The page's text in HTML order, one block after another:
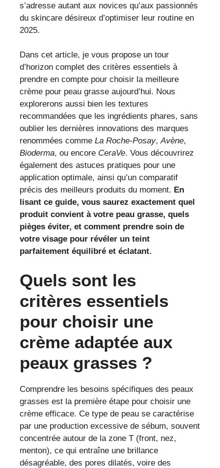
s’adresse autant aux novices qu’aux passionnés
du skincare désireux d’optimiser leur routine en
2025.
Dans cet article, je vous propose un tour
d’horizon complet des critères essentiels à
prendre en compte pour choisir la meilleure
crème pour peau grasse aujourd’hui. Nous
explorerons aussi bien les textures
recommandées que les ingrédients phares, sans
oublier les dernières innovations des marques
renommées comme La Roche-Posay,Avène,
Bioderma, ou encore CeraVe. Vous découvrirez
également des astuces pratiques pour une
application optimale, ainsi qu’un comparatif
précis des meilleurs produits du moment. En
lisant ce guide, vous saurez exactement quel
produit convient à votre peau grasse, quels
pièges éviter, et comment prendre soin de
votre visage pour révéler un teint
parfaitement équilibré et éclatant.
Quels sont les
critères essentiels
pour choisir une
crème adaptée aux
peaux grasses ?
Comprendre les besoins spécifiques des peaux
grasses est la première étape pour choisir une
crème efficace. Ce type de peau se caractérise
par une production excessive de sébum, souvent
concentrée autour de la zone T (front, nez,
menton), ce qui entraîne une brillance
désagréable, des pores dilatés, voire des